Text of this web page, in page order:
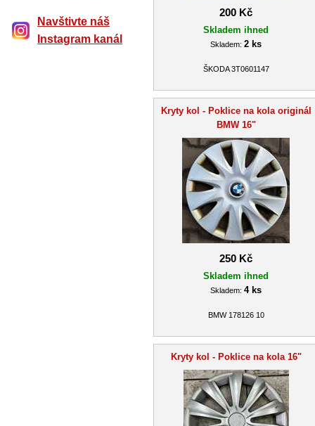
Navštivte náš
Instagram kanál
200 Kč
Skladem ihned
Skladem: 2 ks
ŠKODA 3T0601147
Kryty kol - Poklice na kola originál
BMW 16"
250 Kč
Skladem ihned
Skladem: 4 ks
BMW 178126 10
Kryty kol - Poklice na kola 16"